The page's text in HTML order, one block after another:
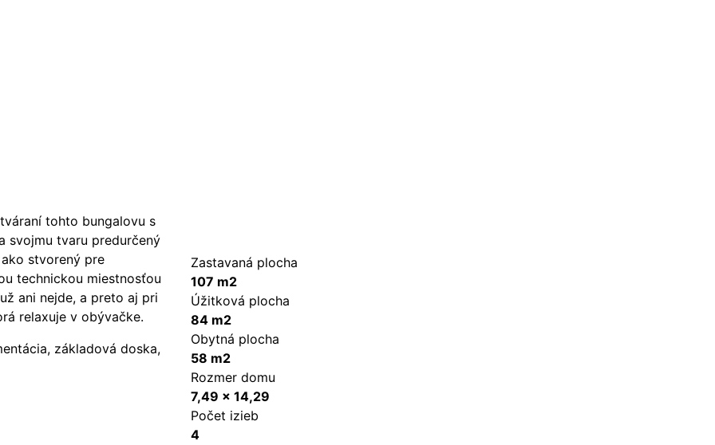
tohto bungalovu s
svojmu tvaru predurčený
stvorený pre
technickou miestnosťou
ani nejde, a preto aj pri
relaxuje v obývačke.
základová doska,
Zastavaná plocha
107 m2
Úžitková plocha
84 m2
Obytná plocha
58 m2
Rozmer domu
7,49 x 14,29
Počet izieb
4